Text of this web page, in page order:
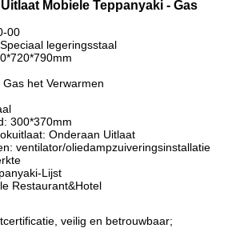
Mobiele Teppanyaki - Gas
00
legeringsstaal
het Verwarmen
300*370mm
Onderaan Uitlaat
ventilator/oliedampzuiveringsinstallatie
Lijst
Restaurant&Hotel
veilig en betrouwbaar;